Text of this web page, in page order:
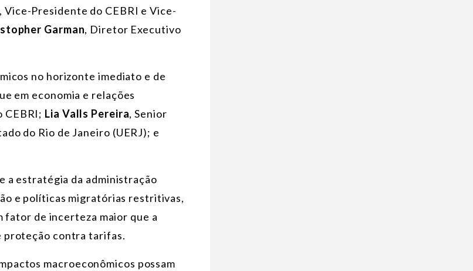
, Vice-Presidente do CEBRI e Vice-
Garman, Diretor Executivo
no horizonte imediato e de
em economia e relações
CEBRI; Lia Valls Pereira, Senior
do Rio de Janeiro (UERJ); e
a estratégia da administração
e políticas migratórias restritivas,
fator de incerteza maior que a
proteção contra tarifas.
macroeconômicos possam